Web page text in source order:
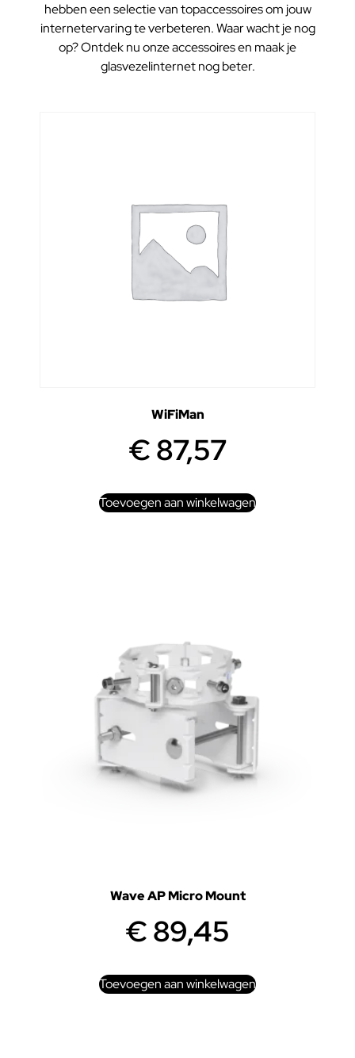
hebben een selectie van topaccessoires om jouw
internetervaring te verbeteren. Waar wacht je nog
op? Ontdek nu onze accessoires en maak je
glasvezelinternet nog beter.
WiFiMan
€87,57
Toevoegen aan winkelwagen
Wave AP Micro Mount
€89,45
Toevoegen aan winkelwagen